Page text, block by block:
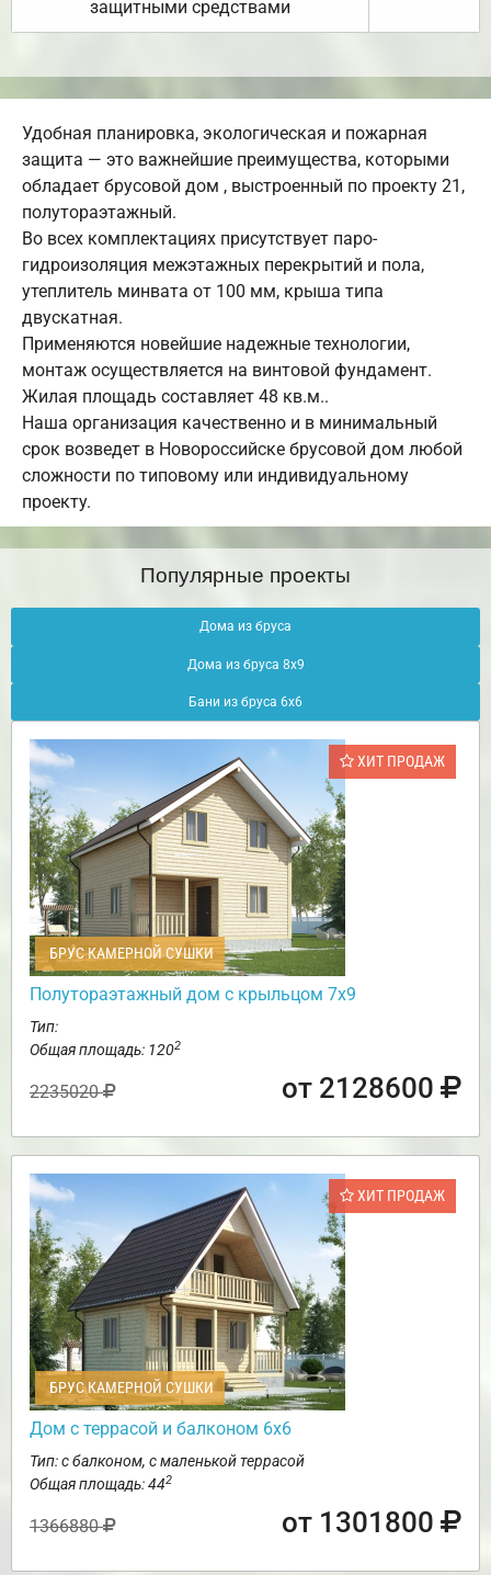
защитными средствами
Удобная планировка, экологическая и пожарная
защита — это важнейшие преимущества, которыми
обладает брусовой дом , выстроенный по проекту 21,
полутораэтажный.
Во всех комплектациях присутствует паро-
гидроизоляция межэтажных перекрытий и пола,
утеплитель минвата от 100 мм, крыша типа
двускатная.
Применяются новейшие надежные технологии,
монтаж осуществляется на винтовой фундамент.
Жилая площадь составляет 48 кв.м..
Наша организация качественно и в минимальный
срок возведет в Новороссийске брусовой дом любой
сложности по типовому или индивидуальному
проекту.
Популярные проекты
Дома из бруса
Дома из бруса 8х9
Бани из бруса 6х6
ХИТ ПРОДАЖ
БРУС КАМЕРНОЙ СУШКИ
Полутораэтажный дом с крыльцом 7х9
Тип:
Общая площадь: 1202
2235020 от 2128600
ХИТ ПРОДАЖ
БРУС КАМЕРНОЙ СУШКИ
Дом с террасой и балконом 6х6
Тип: с балконом, с маленькой террасой
Общая площадь: 442
1366880 от 1301800